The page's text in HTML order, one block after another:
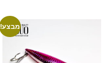
מבצע!